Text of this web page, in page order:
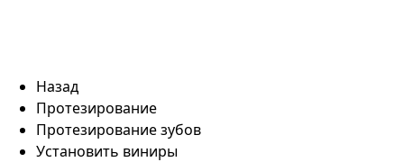
Назад
Протезирование
Протезирование зубов
Установить виниры